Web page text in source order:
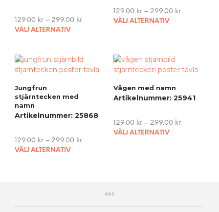
129.00 kr – 299.00 kr
VÄLJ ALTERNATIV
multiple
variants.
options
may
chosen
on
129.00 kr– 299.00 kr
VÄLJ ALTERNATIV
Jungfrun
stjärntecken med
namn
Artikelnummer: 25868
129.00 kr – 299.00 kr
VÄLJ ALTERNATIV
Vågen med namn
Artikelnummer: 25941
129.00 kr– 299.00 kr
VÄLJ ALTERNATIV